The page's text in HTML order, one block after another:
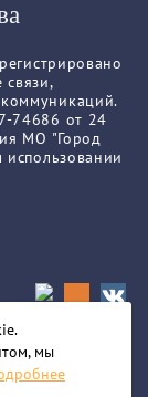
74686 от 24
МО "Город
мы